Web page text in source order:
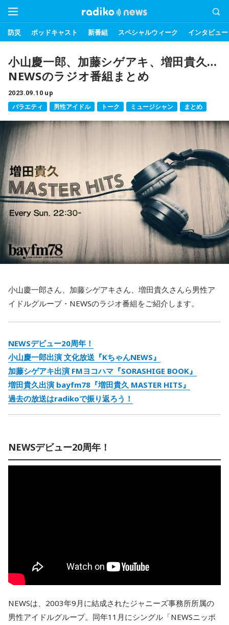
防災 ポッドキャスト 新番組 スペシャルウィーク インタビュー
小山慶一郎、加藤シゲアキ、増田貴久…
NEWSのラジオ番組まとめ
2023.09.10 up
バラエティ 男性アイドル トーク ミュージシャン まとめ
小山慶一郎さん、加藤シゲアキさん、増田貴久さんら男性ア
イドルグループ・NEWSのラジオ番組をご紹介します。
NEWSデビュー20周年！
小山慶一郎出演 文化放送『KちゃんNEWS』
加藤シゲアキ出演 FMヨコハマ『SORASHIGE BOOK』
増田貴久出演 bayfm78『増田貴久 MASTER HITS』
過去の放送はradikoで振り返ろう！
NEWSデビュー20周年！
NEWSは、2003年9月に結成されたジャニーズ事務所所属の
男性アイドルグループ。同年11月にシングル「NEWSニッポ